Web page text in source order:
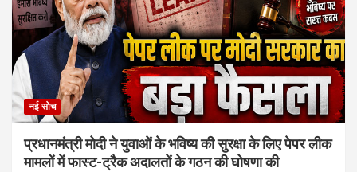
नई सोच
प्रधानमंत्री मोदी ने युवाओं के भविष्य की सुरक्षा के लिए पेपर लीक
मामलों में फास्ट-ट्रैक अदालतों के गठन की घोषणा की